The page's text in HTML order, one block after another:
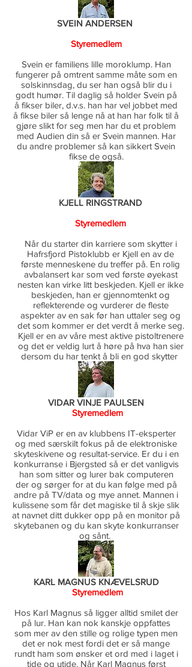
SVEIN ANDERSEN
Styremedlem
Svein er familiens lille moroklump. Han
fungerer på omtrent samme måte som en
solskinnsdag, du ser han også blir du i
godt humør. Til daglig så holder Svein på
å fikser biler, d.v.s. han har vel jobbet med
å fikse biler så lenge nå at han har folk til å
gjøre slikt for seg men har du et problem
med Audien din så er Svein mannen. Har
du andre problemer så kan sikkert Svein
fikse de også.
KJELL RINGSTRAND
Styremedlem
Når du starter din karriere som skytter i
Hafrsfjord Pistoklubb er Kjell en av de
første menneskene du treffer på. En rolig
avbalansert kar som ved første øyekast
nesten kan virke litt beskjeden. Kjell er ikke
beskjeden, han er gjennomtenkt og
reflekterende og vurderer de fleste
aspekter av en sak før han uttaler seg og
det som kommer er det verdt å merke seg.
Kjell er en av våre mest aktive pistoltrenere
og det er veldig lurt å høre på hva han sier
dersom du har tenkt å bli en god skytter
VIDAR VINJE PAULSEN
Styremedlem
Vidar ViP er en av klubbens IT-eksperter
og med særskilt fokus på de elektroniske
skyteskivene og resultat-service. Er du i en
konkurranse i Bjergsted så er det vanligvis
han som sitter og lurer bak computeren
der og sørger for at du kan følge med på
andre på TV/data og mye annet. Mannen i
kulissene som får det magiske til å skje slik
at navnet ditt dukker opp på en monitor på
skytebanen og du kan skyte konkurranser
og sånt.
KARL MAGNUS KNÆVELSRUD
Styremedlem
Hos Karl Magnus så ligger alltid smilet der
på lur. Han kan nok kanskje oppfattes
som mer av den stille og rolige typen men
det er nok mest fordi det er så mange
rundt ham som ønsker et ord med i laget i
tide og utide. Når Karl Magnus først